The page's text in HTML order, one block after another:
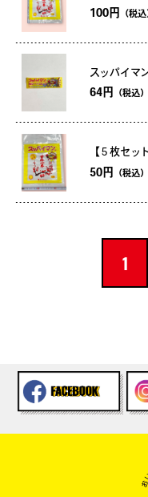
100円 （税込
スッパイマ
64円 （税込）
【５枚セ
50円 （税込）
1